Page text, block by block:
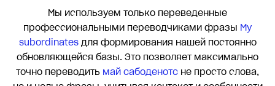
Мы используем только переведенные
профессиональными переводчиками фразы My
subordinatesдля формирования нашей постоянно
обновляющейся базы. Это позволяет максимально
точно переводить май сабоденотс не просто слова,